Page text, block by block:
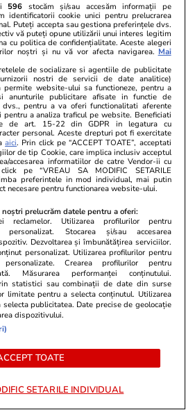
pronunț
mesaj
Bogdan de
Dumnezeu
Cine erau
prăbușit în
restul
15:37
câte
s-ar
dacă
banii.
jumătate
luni la
596 stocăm și/sau accesăm informații pe
identificatorii cookie unici pentru prelucrarea
Puteți accepta sau gestiona preferințele dvs.
vă puteți opune utilizării unui interes legitim
cu politica de confidențialitate. Aceste alegeri
noștri și nu vă vor afecta navigarea. Mai
de socializare si agentiile de publicitate
nostri de servicii de date analitice)
permite website-ului sa functioneze, pentru a
anunturile publicitare afisate in functie de
pentru a va oferi functionalitati aferente
pentru a analiza traficul pe website. Beneficiati
de art. 15-22 din GDPR in legatura cu
personal. Aceste drepturi pot fi exercitate
aici. Prin click pe “ACCEPT TOATE”, acceptati
de tip Cookie, care implica inclusiv acceptul
accesarea informatiilor de catre Vendor-ii cu
pe “VREAU SA MODIFIC SETARILE
preferintele in mod individual, mai putin
necesare pentru functionarea website-ului.
prelucrăm datele pentru a oferi:
reclamelor. Utilizarea profilurilor pentru
personalizat. Stocarea și/sau accesarea
Dezvoltarea și îmbunătățirea serviciilor.
personalizat. Utilizarea profilurilor pentru
Crearea profilurilor pentru
Măsurarea performanței conținutului.
statistici sau combinații de date din surse
limitate pentru a selecta conținutul. Utilizarea
publicitatea. Date precise de geolocație
dispozitivului.
TOATE
SETARILE INDIVIDUAL